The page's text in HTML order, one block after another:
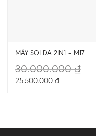
MÁY SOI DA 2IN1 – M17
30.000.000₫
25.500.000 ₫